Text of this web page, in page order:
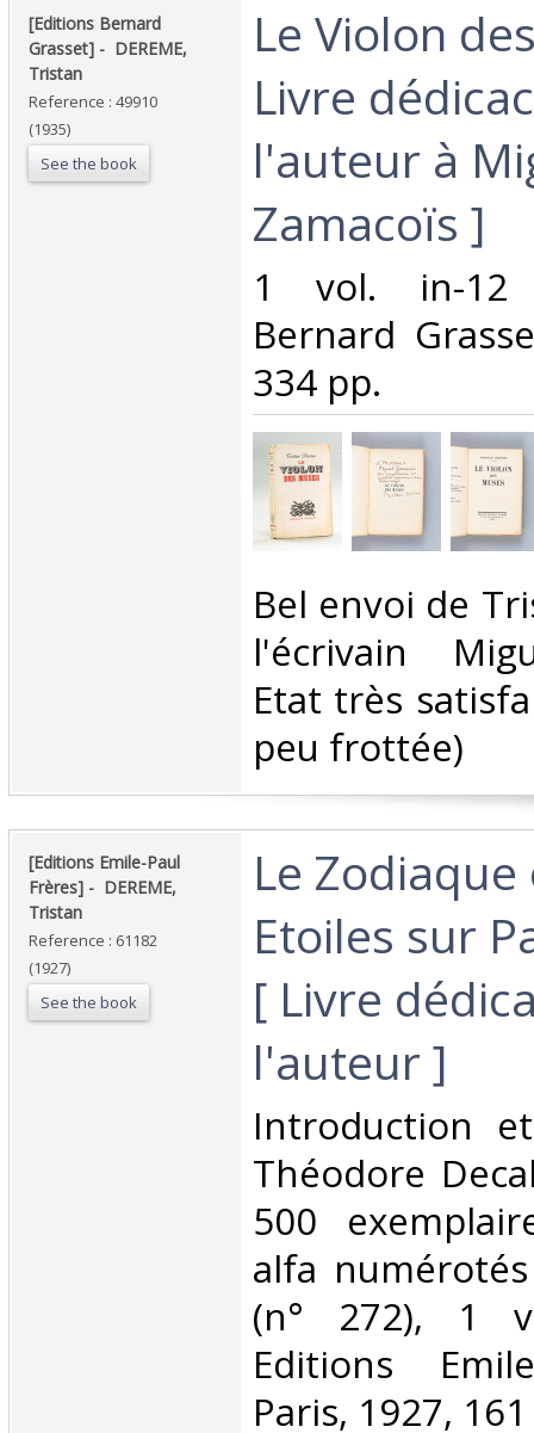
‎[Editions Bernard
Grasset] - ‎ ‎DEREME,
Tristan‎
Reference : 49910
(1935)
See the book
‎Le Violon
Livre
l'auteur à
Zamacoïs ]‎
‎1 vol. in-12
Bernard
334 pp.‎
‎Bel envoi de
l'écrivain
Etat très
peu frottée)‎
‎[Editions Emile-Paul
Frères] - ‎ ‎DEREME,
Tristan‎
Reference : 61182
(1927)
See the book
‎Le
Etoiles sur
[ Livre
l'auteur ]‎
‎Introduction
Théodore
500
alfa
(n° 272), 1
Editions
Paris, 1927,